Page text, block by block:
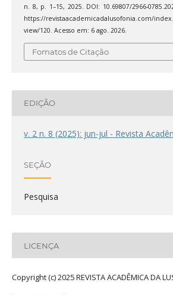
n. 8, p. 1–15, 2025. DOI: 10.69807/2966-
https://revistaacademicadalusofonia.com/
view/120. Acesso em: 6 ago. 2026.
Fomatos de Citação
EDIÇÃO
v. 2 n. 8 (2025): jun-jul - Revista
SEÇÃO
Pesquisa
LICENÇA
Copyright (c) 2025 REVISTA ACADÊMICA DA